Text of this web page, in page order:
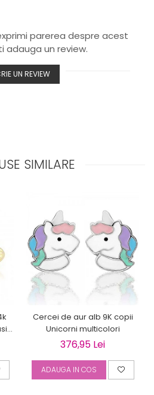
parerea despre acest
adauga un review.
UN REVIEW
SIMILARE
Cercei de aur alb 9K copii
Unicorni multicolori
376,95 Lei
ADAUGA IN COS